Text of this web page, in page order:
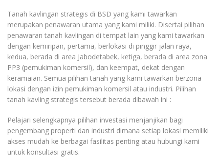
Tanah kavlingan strategis di BSD yang kami tawarkan
merupakan penawaran utama yang kami miliki. Disertai pilihan
penawaran tanah kavlingan di tempat lain yang kami tawarkan
dengan kemiripan, pertama, berlokasi di pinggir jalan raya,
kedua, berada di area Jabodetabek, ketiga, berada di area zona
PP3 (pemukiman komersil), dan keempat, dekat dengan
keramaian. Semua pilihan tanah yang kami tawarkan berzona
lokasi dengan izin pemukiman komersil atau industri. Pilihan
tanah kavling strategis tersebut berada dibawah ini :
Pelajari selengkapnya pilihan investasi menjanjikan bagi
pengembang properti dan industri dimana setiap lokasi memiliki
akses mudah ke berbagai fasilitas penting atau hubungi kami
untuk konsultasi gratis.